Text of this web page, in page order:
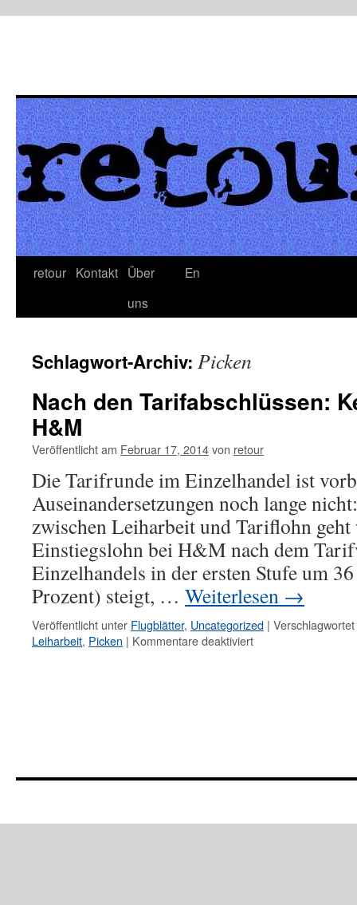
retour Kontakt Über
uns
En
Schlagwort-Archiv: Picken
Nach den Tarifabschlüssen:
H&M
Veröffentlicht am Februar 17, 2014von retour
Die Tarifrunde im Einzelhandel ist
Auseinandersetzungen noch lange
zwischen Leiharbeit und Tariflohn
Einstiegslohn bei H&M nach dem
Einzelhandels in der ersten Stufe um
Prozent) steigt, … Weiterlesen →
Veröffentlicht unter Flugblätter, Uncategorized |
Leiharbeit, Picken | Kommentare deaktiviert